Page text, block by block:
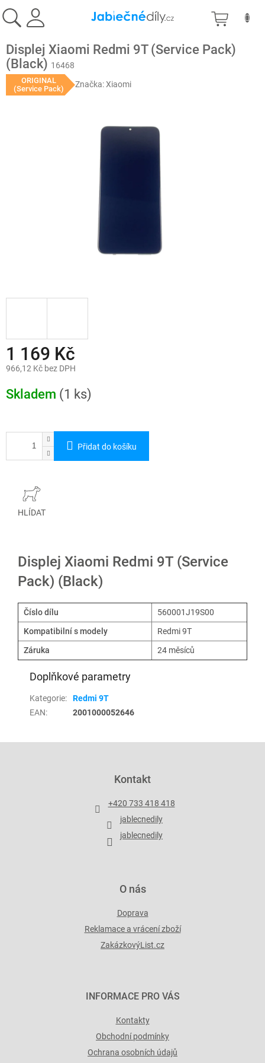
na
obsah
Displej Xiaomi Redmi 9T (Service Pack)
(Black) 16468
ORIGINAL
(Service Pack)
Značka:Xiaomi
1 169 Kč
966,12 Kč bez DPH
cena:
Skladem (1 ks)
Přidat do košíku
HLÍDAT
Displej Xiaomi Redmi 9T (Service
Pack) (Black)
Číslo dílu
560001J19S00
Kompatibilní s modely
Redmi 9T
Záruka
24 měsíců
Doplňkové parametry
Kategorie:
Redmi 9T
EAN: 2001000052646
Kontakt
+420 733 418 418
jablecnedily
jablecnedily
O nás
Doprava
Reklamace a vrácení zboží
ZakázkovýList.cz
INFORMACE PRO VÁS
Kontakty
Obchodní podmínky
Ochrana osobních údajů